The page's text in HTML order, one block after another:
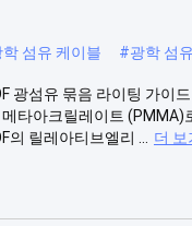
섬유 케이블 #광학 섬
광섬유 묶음 라이팅 가이
타아크릴레이트
의 릴레아티브엘리 ...
더 보